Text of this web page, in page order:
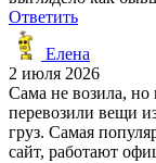
Ответить
Елена
2 июля 2026
Сама не возила, но
перевозили вещи
груз. Самая
сайт, работают